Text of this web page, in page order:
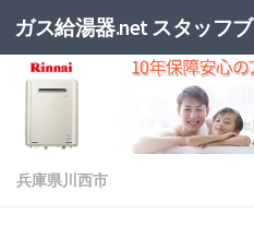
ガス給湯器.net スタッフ
兵庫県川西市